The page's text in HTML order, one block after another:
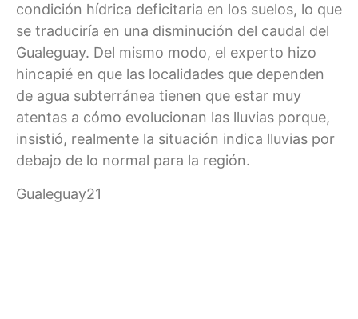
condición hídrica deficitaria en los suelos, lo que
se traduciría en una disminución del caudal del
Gualeguay. Del mismo modo, el experto hizo
hincapié en que las localidades que dependen
de agua subterránea tienen que estar muy
atentas a cómo evolucionan las lluvias porque,
insistió, realmente la situación indica lluvias por
debajo de lo normal para la región.
Gualeguay21